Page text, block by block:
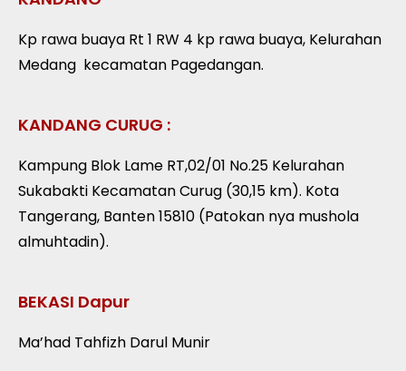
Kp rawa buaya Rt 1 RW 4 kp rawa buaya, Kelurahan
Medang kecamatan Pagedangan.
KANDANG CURUG :
Kampung Blok Lame RT,02/01 No.25 Kelurahan
Sukabakti Kecamatan Curug (30,15 km). Kota
Tangerang, Banten 15810 (Patokan nya mushola
almuhtadin).
BEKASI Dapur
Ma’had Tahfizh Darul Munir